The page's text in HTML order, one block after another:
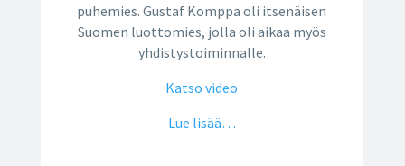
puhemies. Gustaf Komppa oli itsenäisen
Suomen luottomies, jolla oli aikaa myös
yhdistystoiminnalle.
Katso video
Lue lisää…